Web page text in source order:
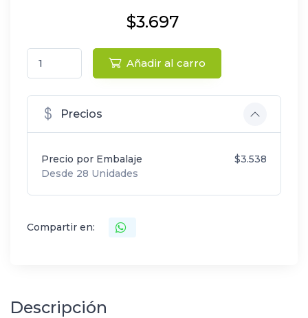
$3.697
Añadir al carro
Precios
Precio por Embalaje
Desde 28 Unidades
$3.538
Compartir en:
Descripción